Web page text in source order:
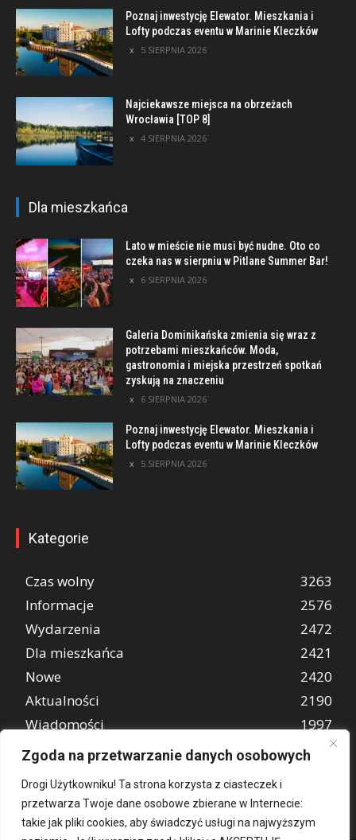
Zgoda na przetwarzanie danych osobowych
Drogi Użytkowniku! Ta strona korzysta z ciasteczek i
przetwarza Twoje dane osobowe zbierane w Internecie:
takie jak pliki cookies, aby świadczyć usługi na najwyższym
Poznaj inwestycję Elewator. Mieszkania i
Lofty podczas eventu w Marinie Kleczków
5 SIERPNIA 2026
Najciekawsze miejsca na obrzeżach
Wrocławia [TOP 8]
4 SIERPNIA 2026
Dla mieszkańca
Lato w mieście nie musi być nudne. Oto co
czeka nas w sierpniu w Pitlane Summer Bar!
6 SIERPNIA 2026
Galeria Dominikańska zmienia się wraz z
potrzebami mieszkańców. Moda,
gastronomia i miejska przestrzeń spotkań
zyskują na znaczeniu
6 SIERPNIA 2026
Poznaj inwestycję Elewator. Mieszkania i
Lofty podczas eventu w Marinie Kleczków
5 SIERPNIA 2026
Kategorie
Czas wolny
3263
Informacje
2576
Wydarzenia
2472
Dla mieszkańca
2421
Nowe
2420
Aktualności
2190
Wiadomości
1997
REKLAMA
849